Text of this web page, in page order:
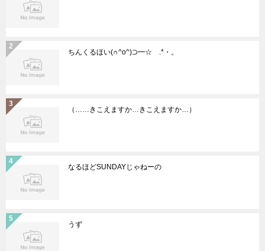
ちんくるほい(∩^o^)⊃━☆゚.*・。
（……きこえますか…きこえますか…）
なるほどSUNDAYじゃねーの
うず